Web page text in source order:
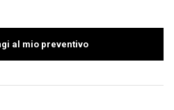
al mio preventivo